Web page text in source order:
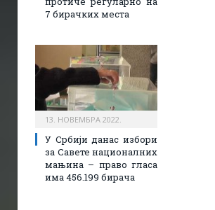
7 бирачких места
13. НОВЕМБРА 2022.
У Србији данас избори
за Савете националних
мањина – право гласа
има 456.199 бирача